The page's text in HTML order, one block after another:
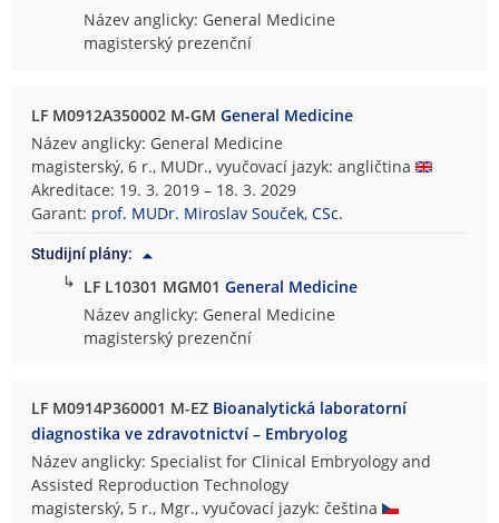
Název anglicky: General Medicine
magisterský prezenční
LF M0912A350002 M-GMGeneral Medicine
Název anglicky: General Medicine
magisterský, 6 r., MUDr., vyučovací jazyk: angličtina
Akreditace: 19. 3. 2019 – 18. 3. 2029
Garant: prof. MUDr. Miroslav Souček, CSc.
Studijní plány:
↳ LF L10301 MGM01General Medicine
Název anglicky: General Medicine
magisterský prezenční
LF M0914P360001 M-EZ Bioanalytická laboratorní
diagnostika ve zdravotnictví – Embryolog
Název anglicky: Specialist for Clinical Embryology and
Assisted Reproduction Technology
magisterský, 5 r., Mgr., vyučovací jazyk: čeština